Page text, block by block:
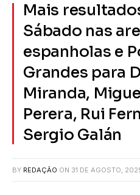
Mais
Sábado nas
espanholas e
Grandes para
Miranda,
Perera, Rui
Sergio Galán
BY REDAÇÃO ON 31 DE AGOSTO,